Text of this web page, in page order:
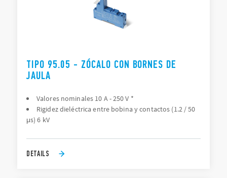
TIPO 95.05 - ZÓCALO CON BORNES DE
JAULA
Valores nominales 10 A - 250 V *
Rigidez dieléctrica entre bobina y contactos (1.2 / 50
μs) 6 kV
DETAILS